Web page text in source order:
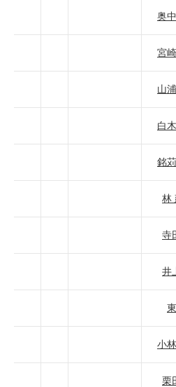
奥
宮
山
白
銘
林
寺
井
小
栗